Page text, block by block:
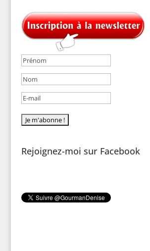
Rejoignez-moi sur Facebook